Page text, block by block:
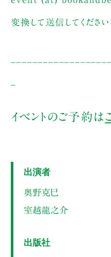
変換して送信してください
イベントのご予約は
出演者
奥野克巳
室越龍之介
出版社